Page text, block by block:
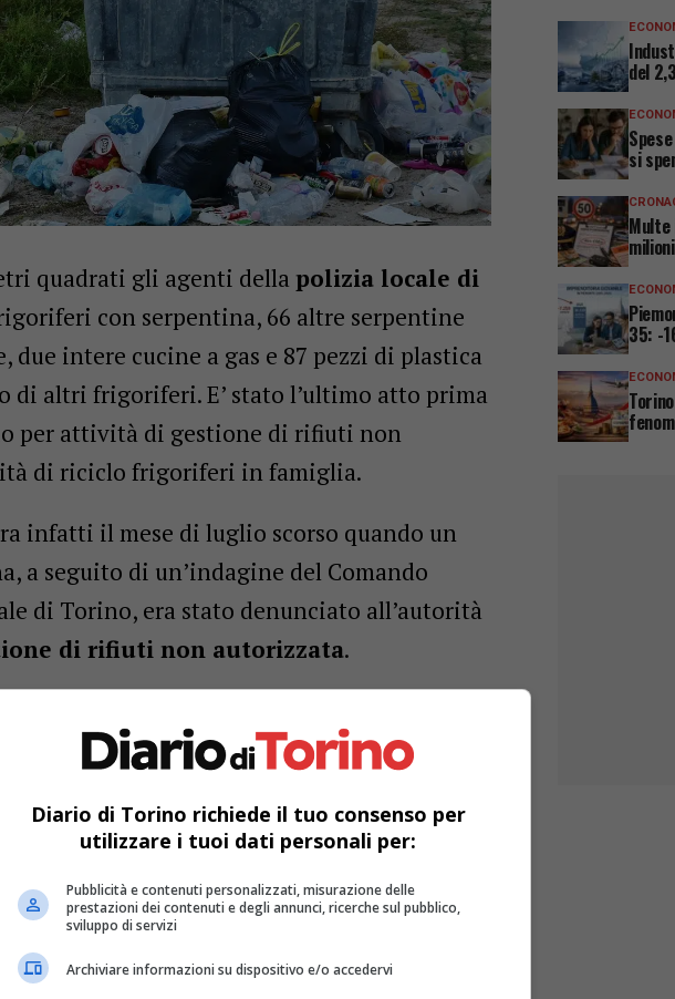
quadrati gli agenti della polizia locale di
con serpentina, 66 altre serpentine
due intere cucine a gas e 87 pezzi di plastica
altri frigoriferi. E’ stato l’ultimo atto prima
per attività di gestione di rifiuti non
di riciclo frigoriferi in famiglia.
infatti il mese di luglio scorso quando un
a seguito di un’indagine del Comando
di Torino, era stato denunciato all’autorità
di rifiuti non autorizzata.
del
si
Multe
35: -
Diario di Torino richiede il tuo consenso per
utilizzare i tuoi dati personali per:
Pubblicità e contenuti personalizzati, misurazione delle
prestazioni dei contenuti e degli annunci, ricerche sul pubblico,
sviluppo di servizi
Archiviare informazioni su dispositivo e/o accedervi